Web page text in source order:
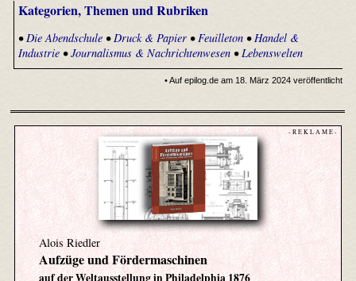
Kategorien, Themen und Rubriken
•Die Abendschule•Druck & Papier•Feuilleton•Handel &
Industrie•Journalismus & Nachrichtenwesen•Lebenswelten
• Auf epilog.de am 18. März 2024 veröffentlicht
- R E K L A M E -
Alois Riedler
Aufzüge und Fördermaschinen
auf der Weltausstellung in Philadelphia 1876